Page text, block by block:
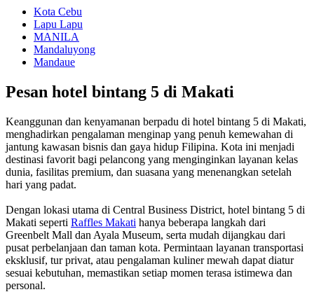
Kota Cebu
Lapu Lapu
MANILA
Mandaluyong
Mandaue
Pesan hotel bintang 5 di Makati
Keanggunan dan kenyamanan berpadu di hotel bintang 5 di Makati,
menghadirkan pengalaman menginap yang penuh kemewahan di
jantung kawasan bisnis dan gaya hidup Filipina. Kota ini menjadi
destinasi favorit bagi pelancong yang menginginkan layanan kelas
dunia, fasilitas premium, dan suasana yang menenangkan setelah
hari yang padat.
Dengan lokasi utama di Central Business District, hotel bintang 5 di
Makati seperti Raffles Makati hanya beberapa langkah dari
Greenbelt Mall dan Ayala Museum, serta mudah dijangkau dari
pusat perbelanjaan dan taman kota. Permintaan layanan transportasi
eksklusif, tur privat, atau pengalaman kuliner mewah dapat diatur
sesuai kebutuhan, memastikan setiap momen terasa istimewa dan
personal.